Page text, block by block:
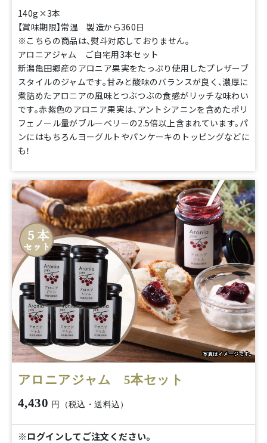
140g×3本
【賞味期限】常温 製造から360日
※こちらの商品は、熨斗対応しておりません。
アロニアジャム ご自宅用3本セット
新潟亀田郷産のアロニア果実をたっぷり使用したプレザーブ
スタイルのジャムです。甘みと酸味のバランスが良く、濃厚に
煮詰めたアロニアの風味とつぶつぶの食感がリッチな味わい
です。赤紫色のアロニア果実は、アントシアニンを含めたポリ
フェノール量がブルーベリーの2.5倍以上含まれています。パ
ンにはもちろんヨーグルトやパンケーキのトッピングなどに
も！
アロニアジャム 5本セット
4,430 円（税込・送料込）
※ログインしてご注文ください。